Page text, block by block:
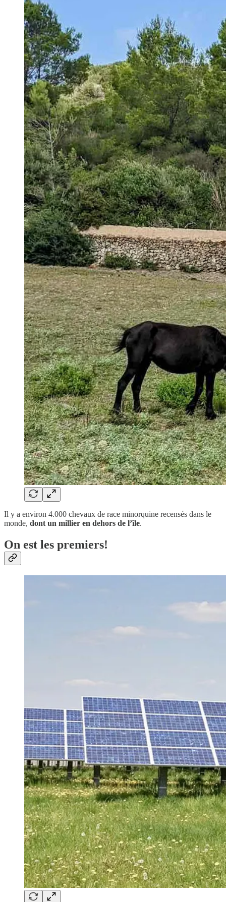
Il y a environ 4.000 chevaux de race minorquine recensés dans le
monde, dont un millier en dehors de l’île.
On est les premiers!